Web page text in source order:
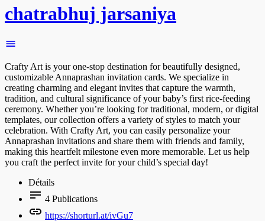
chatrabhuj jarsaniya
Crafty Art is your one-stop destination for beautifully designed,
customizable Annaprashan invitation cards. We specialize in
creating charming and elegant invites that capture the warmth,
tradition, and cultural significance of your baby’s first rice-feeding
ceremony. Whether you’re looking for traditional, modern, or digital
templates, our collection offers a variety of styles to match your
celebration. With Crafty Art, you can easily personalize your
Annaprashan invitations and share them with friends and family,
making this heartfelt milestone even more memorable. Let us help
you craft the perfect invite for your child’s special day!
Détails
4 Publications
https://shorturl.at/ivGu7